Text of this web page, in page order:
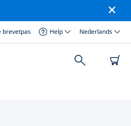
brevetpas Help Nederlands